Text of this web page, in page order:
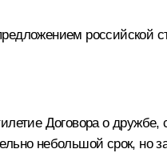
российской
Договора о
небольшой срок, но